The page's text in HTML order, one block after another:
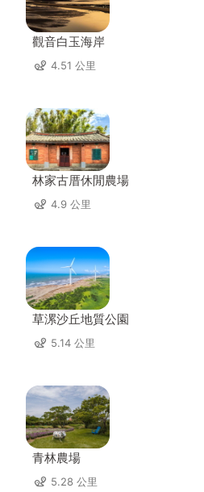
觀音白玉海岸
4.51 公里
林家古厝休閒農場
4.9 公里
草漯沙丘地質公園
5.14 公里
青林農場
5.28 公里